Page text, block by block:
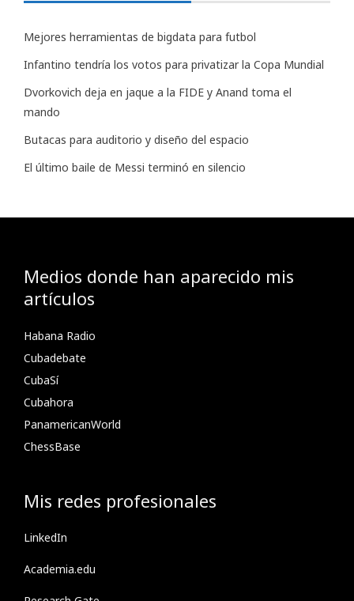
Mejores herramientas de bigdata para futbol
Infantino tendría los votos para privatizar la Copa Mundial
Dvorkovich deja en jaque a la FIDE y Anand toma el
mando
Butacas para auditorio y diseño del espacio
El último baile de Messi terminó en silencio
Medios donde han aparecido mis
artículos
Habana Radio
Cubadebate
CubaSí
Cubahora
PanamericanWorld
ChessBase
Mis redes profesionales
LinkedIn
Academia.edu